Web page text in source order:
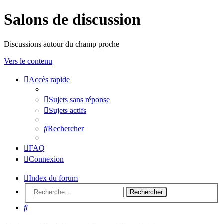
Salons de discussion
Discussions autour du champ proche
Vers le contenu
Accès rapide
Sujets sans réponse
Sujets actifs
Rechercher
FAQ
Connexion
Index du forum
Rechercher
Rechercher